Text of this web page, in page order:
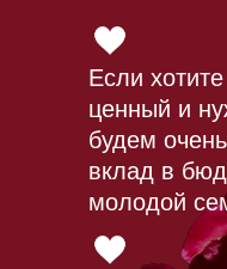
Если
ценный и
будем
вклад в
молодой